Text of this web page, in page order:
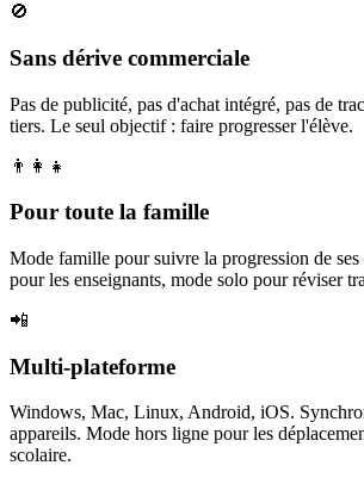
🚫
Sans dérive commerciale
Pas de publicité, pas d'achat intégré, pas de
tiers. Le seul objectif : faire progresser l'élève.
👨‍👩‍👧
Pour toute la famille
Mode famille pour suivre la progression de ses
pour les enseignants, mode solo pour réviser
📲
Multi-plateforme
Windows, Mac, Linux, Android, iOS.
appareils. Mode hors ligne pour les
scolaire.